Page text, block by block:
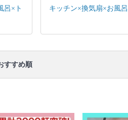
になります。
呂×ト
キッチン×換気扇×お風呂
すすめ順